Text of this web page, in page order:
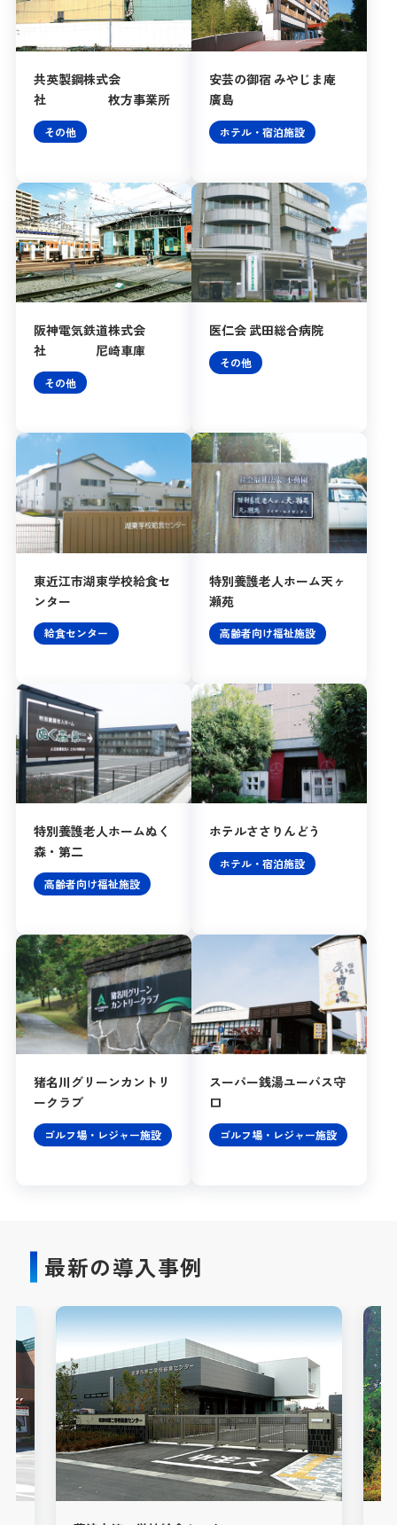
共英製鋼株式会
社 枚方事業所
その他
安芸の御宿 みやじま庵
廣島
ホテル・宿泊施設
阪神電気鉄道株式会
社 尼崎車庫
その他
医仁会 武田総合病院
その他
東近江市湖東学校給食セ
ンター
給食センター
特別養護老人ホーム天ヶ
瀬苑
高齢者向け福祉施設
特別養護老人ホームぬく
森・第二
高齢者向け福祉施設
ホテルささりんどう
ホテル・宿泊施設
猪名川グリーンカントリ
ークラブ
ゴルフ場・レジャー施設
スーパー銭湯ユーバス守
口
ゴルフ場・レジャー施設
最新の導入事例